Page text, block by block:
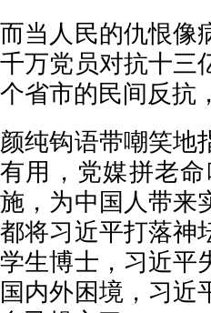
而当人民的仇恨像
千万党员对抗十三
个省市的民间反抗
颜纯钩语带嘲笑地
有用，党媒拼老
施，为中国人带来
都将习近平打落神
学生博士，习近平
国内外困境，习近